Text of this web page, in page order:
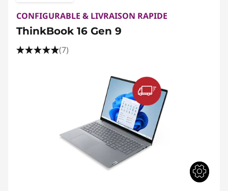
CONFIGURABLE & LIVRAISON RAPIDE
ThinkBook 16 Gen 9
(7)